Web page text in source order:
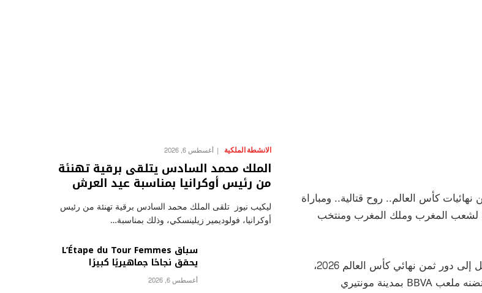
“ألف مبروك لأسود الأطلس تأهلهم لدور الـ16 ضمن نهائيات كأس العالم.. روح قتالية.. ومباراة
لشعب المغرب وملك المغرب ومنتخب
وتأتي هذه الإشادة بعد نجاح المنتخب المغربي في انتزاع بطاقة التأهل إلى دور ثمن نهائي كأس العالم 2026،
إثر فوزه على المنتخب الهولندي بركلات الترجيح، في اللقاء الذي احتضنه ملعب BBVA بمدينة مونتيري
الانشطة الملكية أغسطس 6, 2026
الملك محمد السادس يتلقى برقية تهنئة
من رئيس أوكرانيا بمناسبة عيد العرش
ليكيب نيوز تلقى الملك محمد السادس برقية تهنئة من رئيس
أوكرانيا، فولوديمير زيلينسكي، وذلك بمناسبة…
سباق L’Étape du Tour Femmes
يحقق نجاحًا جماهيريًا كبيرًا
أغسطس 6, 2026